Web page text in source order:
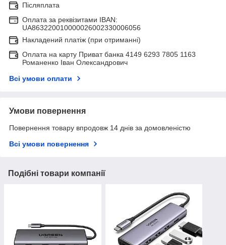
Післяплата
Оплата за реквізитами IBAN:
UA863220010000026002330006056
Накладений платіж (при отриманні)
Оплата на карту Приват банка 4149 6293 7805 1163
Романенко Іван Олександрович
Всі умови оплати
Умови повернення
Повернення товару впродовж 14 днів за домовленістю
Всі умови повернення
Подібні товари компанії